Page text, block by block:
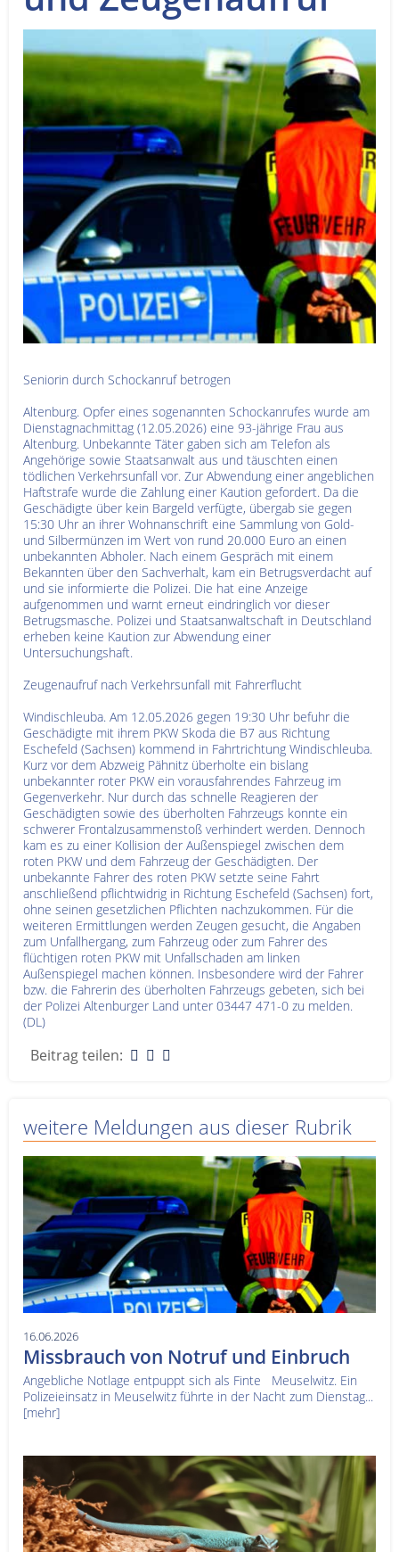
Sender
Werbung
Seniorin durch Schockanruf betrogen
Altenburg. Opfer eines sogenannten Schockanrufes wurde am
Dienstagnachmittag (12.05.2026) eine 93-jährige Frau aus
Altenburg. Unbekannte Täter gaben sich am Telefon als
Angehörige sowie Staatsanwalt aus und täuschten einen
tödlichen Verkehrsunfall vor. Zur Abwendung einer angeblichen
Haftstrafe wurde die Zahlung einer Kaution gefordert. Da die
Geschädigte über kein Bargeld verfügte, übergab sie gegen
15:30 Uhr an ihrer Wohnanschrift eine Sammlung von Gold-
und Silbermünzen im Wert von rund 20.000 Euro an einen
unbekannten Abholer. Nach einem Gespräch mit einem
Bekannten über den Sachverhalt, kam ein Betrugsverdacht auf
und sie informierte die Polizei. Die hat eine Anzeige
aufgenommen und warnt erneut eindringlich vor dieser
Betrugsmasche. Polizei und Staatsanwaltschaft in Deutschland
erheben keine Kaution zur Abwendung einer
Untersuchungshaft.
Zeugenaufruf nach Verkehrsunfall mit Fahrerflucht
Windischleuba. Am 12.05.2026 gegen 19:30 Uhr befuhr die
Geschädigte mit ihrem PKW Skoda die B7 aus Richtung
Eschefeld (Sachsen) kommend in Fahrtrichtung Windischleuba.
Kurz vor dem Abzweig Pähnitz überholte ein bislang
unbekannter roter PKW ein vorausfahrendes Fahrzeug im
Gegenverkehr. Nur durch das schnelle Reagieren der
Geschädigten sowie des überholten Fahrzeugs konnte ein
schwerer Frontalzusammenstoß verhindert werden. Dennoch
kam es zu einer Kollision der Außenspiegel zwischen dem
roten PKW und dem Fahrzeug der Geschädigten. Der
unbekannte Fahrer des roten PKW setzte seine Fahrt
anschließend pflichtwidrig in Richtung Eschefeld (Sachsen) fort,
ohne seinen gesetzlichen Pflichten nachzukommen. Für die
weiteren Ermittlungen werden Zeugen gesucht, die Angaben
zum Unfallhergang, zum Fahrzeug oder zum Fahrer des
flüchtigen roten PKW mit Unfallschaden am linken
Außenspiegel machen können. Insbesondere wird der Fahrer
bzw. die Fahrerin des überholten Fahrzeugs gebeten, sich bei
der Polizei Altenburger Land unter 03447 471-0 zu melden.
(DL)
Beitrag teilen:
weitere Meldungen aus dieser Rubrik
16.06.2026
Missbrauch von Notruf und Einbruch
Angebliche Notlage entpuppt sich als Finte Meuselwitz. Ein
Polizeieinsatz in Meuselwitz führte in der Nacht zum Dienstag...
[mehr]